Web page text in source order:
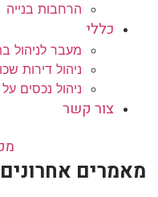
הרחבות בנייה
כללי
מעבר לניהול
ניהול דירות
ניהול נכסים על
צור קשר
מאמרים אחרונים